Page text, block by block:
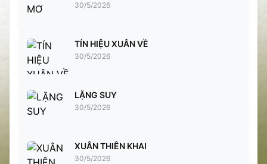
30/5/2026
TÍN HIỆU XUÂN VỀ
30/5/2026
LẶNG SUY
30/5/2026
XUÂN THIÊN KHAI
30/5/2026